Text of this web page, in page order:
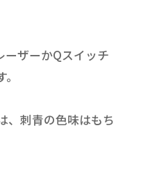
ーザーかQスイッチ
、刺青の色味はもち